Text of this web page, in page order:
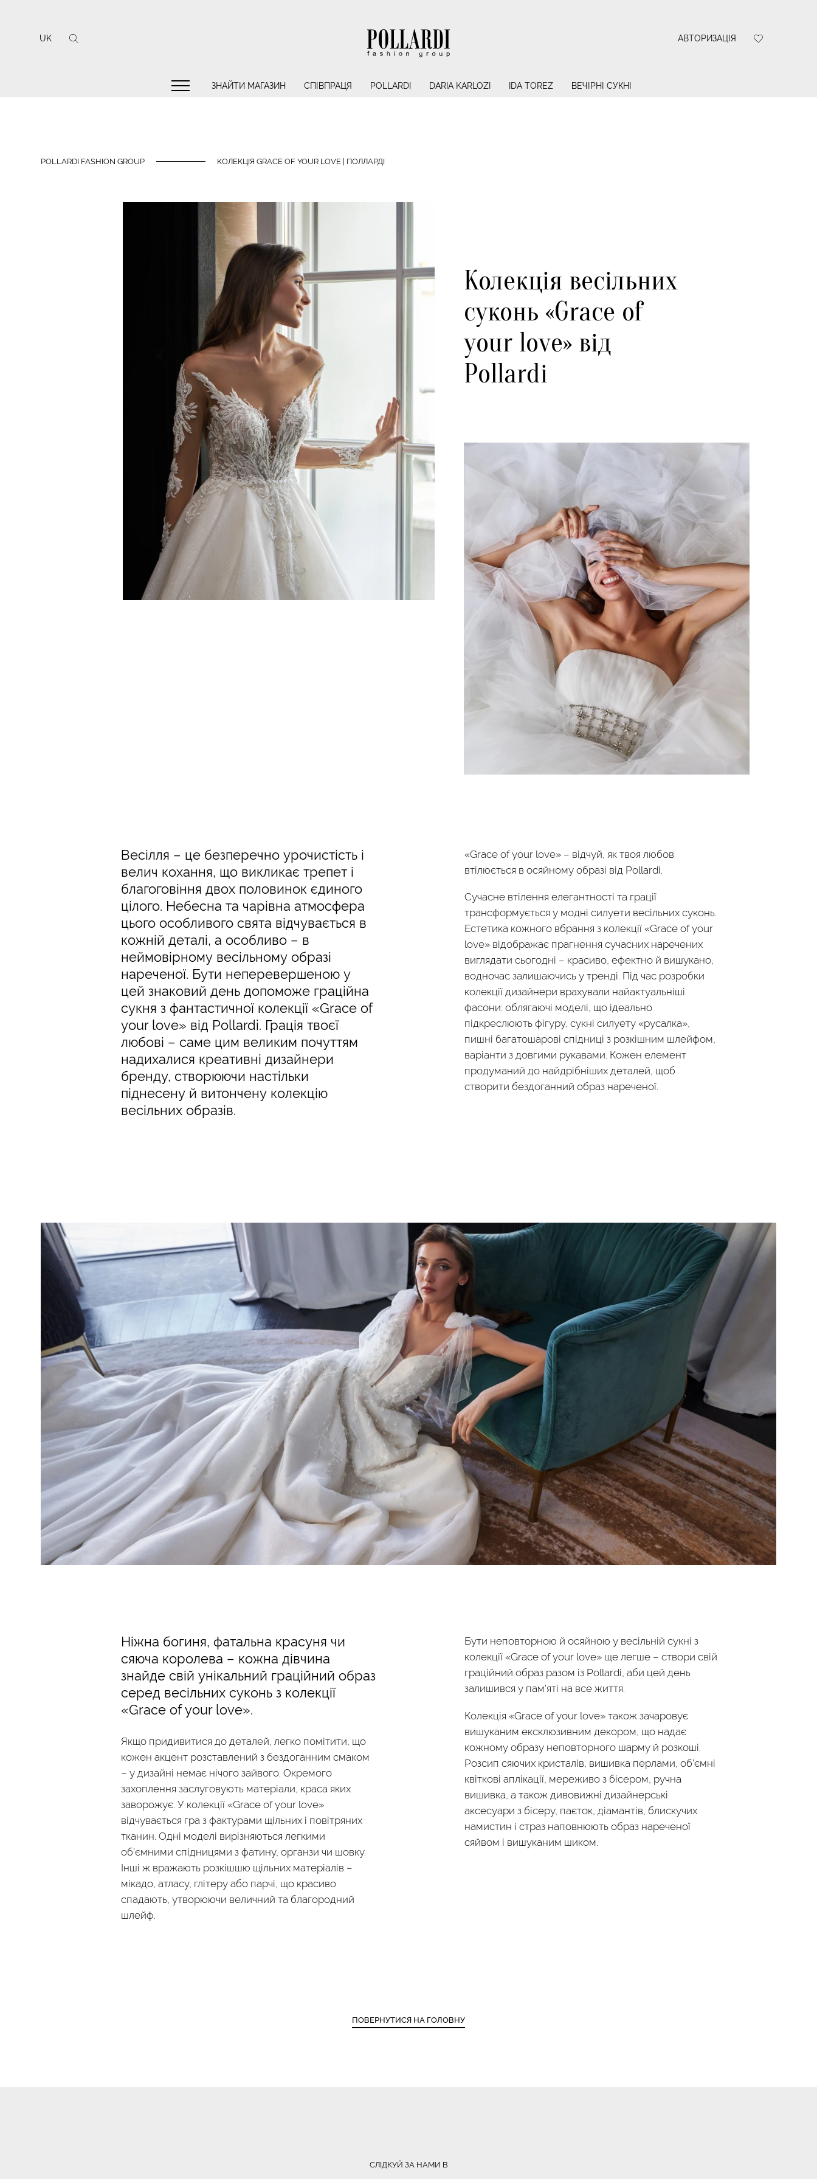
UK АВТОРИЗАЦІЯ
ЗНАЙТИ МАГАЗИН СПІВПРАЦЯ POLLARDI DARIA KARLOZI IDA TOREZ ВЕЧІРНІ СУКНІ
POLLARDI FASHION GROUP КОЛЕКЦІЯ GRACE OF YOUR LOVE | ПОЛЛАРДІ
Колекція весільних
суконь «Grace of
your love» від
Pollardi
Весілля – це безперечно урочистість і
велич кохання, що викликає трепет і
благоговіння двох половинок єдиного
цілого. Небесна та чарівна атмосфера
цього особливого свята відчувається в
кожній деталі, а особливо – в
неймовірному весільному образі
нареченої. Бути неперевершеною у
цей знаковий день допоможе граційна
сукня з фантастичної колекції «Grace of
your love» від Pollardi. Грація твоєї
любові – саме цим великим почуттям
надихалися креативні дизайнери
бренду, створюючи настільки
піднесену й витончену колекцію
весільних образів.
«Grace of your love» – відчуй, як твоя любов
втілюється в осяйному образі від Pollardi.
Сучасне втілення елегантності та грації
трансформується у модні силуети весільних суконь.
Естетика кожного вбрання з колекції «Grace of your
love» відображає прагнення сучасних наречених
виглядати сьогодні – красиво, ефектно й вишукано,
водночас залишаючись у тренді. Під час розробки
колекції дизайнери врахували найактуальніші
фасони: облягаючі моделі, що ідеально
підкреслюють фігуру, сукні силуету «русалка»,
пишні багатошарові спідниці з розкішним шлейфом,
варіанти з довгими рукавами. Кожен елемент
продуманий до найдрібніших деталей, щоб
створити бездоганний образ нареченої.
Ніжна богиня, фатальна красуня чи
сяюча королева – кожна дівчина
знайде свій унікальний граційний образ
серед весільних суконь з колекції
«Grace of your love».
Якщо придивитися до деталей, легко помітити, що
кожен акцент розставлений з бездоганним смаком
– у дизайні немає нічого зайвого. Окремого
захоплення заслуговують матеріали, краса яких
заворожує. У колекції «Grace of your love»
відчувається гра з фактурами щільних і повітряних
тканин. Одні моделі вирізняються легкими
об’ємними спідницями з фатину, органзи чи шовку.
Інші ж вражають розкішшю щільних матеріалів –
мікадо, атласу, глітеру або парчі, що красиво
спадають, утворюючи величний та благородний
шлейф.
Бути неповторною й осяйною у весільній сукні з
колекції «Grace of your love» ще легше – створи свій
граційний образ разом із Pollardi, аби цей день
залишився у пам’яті на все життя.
Колекція «Grace of your love» також зачаровує
вишуканим ексклюзивним декором, що надає
кожному образу неповторного шарму й розкоші.
Розсип сяючих кристалів, вишивка перлами, об’ємні
квіткові аплікації, мереживо з бісером, ручна
вишивка, а також дивовижні дизайнерські
аксесуари з бісеру, паєток, діамантів, блискучих
намистин і страз наповнюють образ нареченої
сяйвом і вишуканим шиком.
ПОВЕРНУТИСЯ НА ГОЛОВНУ
СЛІДКУЙ ЗА НАМИ В